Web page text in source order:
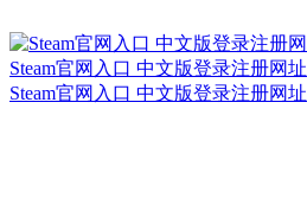
Steam官网入口 中文版登录注册网址
Steam官网入口 中文版登录注册网址